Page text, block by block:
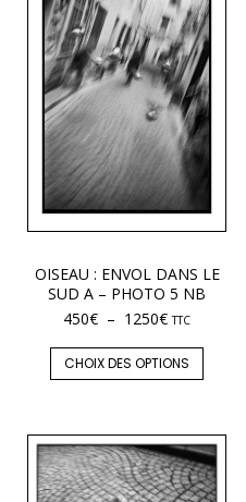
OISEAU : ENVOL DANS LE
SUD A – PHOTO 5 NB
450€ – 1250€ TTC
CHOIX DES OPTIONS